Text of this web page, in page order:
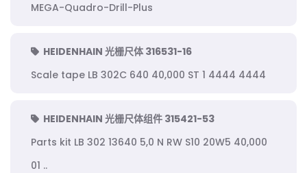
MEGA-Quadro-Drill-Plus
HEIDENHAIN 光栅尺体 316531-16
Scale tape LB 302C 640 40,000 ST 1 4444 4444
HEIDENHAIN 光栅尺体组件 315421-53
Parts kit LB 302 13640 5,0 N RW S10 20W5 40,000
01 ..